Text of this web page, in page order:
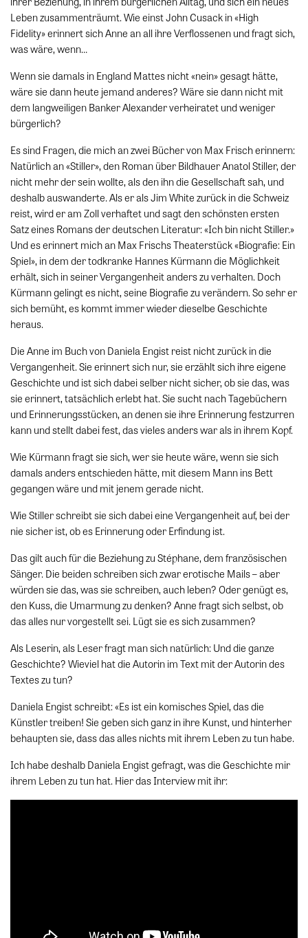
Leben zusammenträumt. Wie einst John Cusack in «High
Fidelity» erinnert sich Anne an all ihre Verflossenen und fragt sich,
was wäre, wenn…
Wenn sie damals in England Mattes nicht «nein» gesagt hätte,
wäre sie dann heute jemand anderes? Wäre sie dann nicht mit
dem langweiligen Banker Alexander verheiratet und weniger
bürgerlich?
Es sind Fragen, die mich an zwei Bücher von Max Frisch erinnern:
Natürlich an «Stiller», den Roman über Bildhauer Anatol Stiller, der
nicht mehr der sein wollte, als den ihn die Gesellschaft sah, und
deshalb auswanderte. Als er als Jim White zurück in die Schweiz
reist, wird er am Zoll verhaftet und sagt den schönsten ersten
Satz eines Romans der deutschen Literatur: «Ich bin nicht Stiller.»
Und es erinnert mich an Max Frischs Theaterstück «Biografie: Ein
Spiel», in dem der todkranke Hannes Kürmann die Möglichkeit
erhält, sich in seiner Vergangenheit anders zu verhalten. Doch
Kürmann gelingt es nicht, seine Biografie zu verändern. So sehr er
sich bemüht, es kommt immer wieder dieselbe Geschichte
heraus.
Die Anne im Buch von Daniela Engist reist nicht zurück in die
Vergangenheit. Sie erinnert sich nur, sie erzählt sich ihre eigene
Geschichte und ist sich dabei selber nicht sicher, ob sie das, was
sie erinnert, tatsächlich erlebt hat. Sie sucht nach Tagebüchern
und Erinnerungsstücken, an denen sie ihre Erinnerung festzurren
kann und stellt dabei fest, das vieles anders war als in ihrem Kopf.
Wie Kürmann fragt sie sich, wer sie heute wäre, wenn sie sich
damals anders entschieden hätte, mit diesem Mann ins Bett
gegangen wäre und mit jenem gerade nicht.
Wie Stiller schreibt sie sich dabei eine Vergangenheit auf, bei der
nie sicher ist, ob es Erinnerung oder Erfindung ist.
Das gilt auch für die Beziehung zu Stéphane, dem französischen
Sänger. Die beiden schreiben sich zwar erotische Mails – aber
würden sie das, was sie schreiben, auch leben? Oder genügt es,
den Kuss, die Umarmung zu denken? Anne fragt sich selbst, ob
das alles nur vorgestellt sei. Lügt sie es sich zusammen?
Als Leserin, als Leser fragt man sich natürlich: Und die ganze
Geschichte? Wieviel hat die Autorin im Text mit der Autorin des
Textes zu tun?
Daniela Engist schreibt:«Es ist ein komisches Spiel, das die
Künstler treiben! Sie geben sich ganz in ihre Kunst, und hinterher
behaupten sie, dass das alles nichts mit ihrem Leben zu tun habe.
Ich habe deshalb Daniela Engist gefragt, was die Geschichte mir
ihrem Leben zu tun hat. Hier das Interview mit ihr: